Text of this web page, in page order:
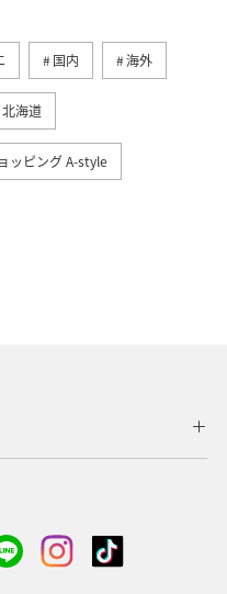
国内 海外
北海道
ッピング A-style
アメリカ
海 宮崎県